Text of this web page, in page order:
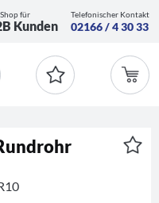
für
Kunden
Telefonischer Kontakt
02166 / 4 30 33